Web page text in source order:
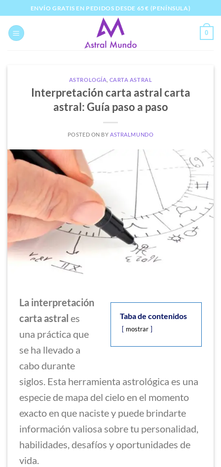
al
contenido
ENVÍO GRATIS EN PEDIDOS DESDE 65 € (PENÍNSULA)
0
ASTROLOGÍA CARTA ASTRAL
Interpretación carta astral carta
astral: Guía paso a paso
POSTED ON BY ASTRALMUNDO
Taba de contenidos
mostrar
La interpretación
carta astral es
una práctica que
se ha llevado a
cabo durante
siglos. Esta herramienta astrológica es una
especie de mapa del cielo en el momento
exacto en que naciste y puede brindarte
información valiosa sobre tu personalidad,
habilidades, desafíos y oportunidades de
vida.